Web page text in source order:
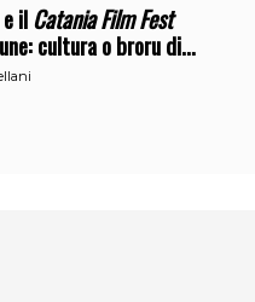
ilCatania Film Fest
cultura o broru di